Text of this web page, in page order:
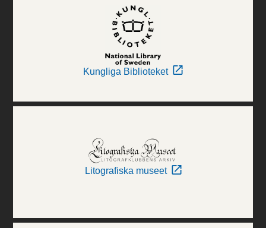
Kungliga Biblioteket
Litografiska museet